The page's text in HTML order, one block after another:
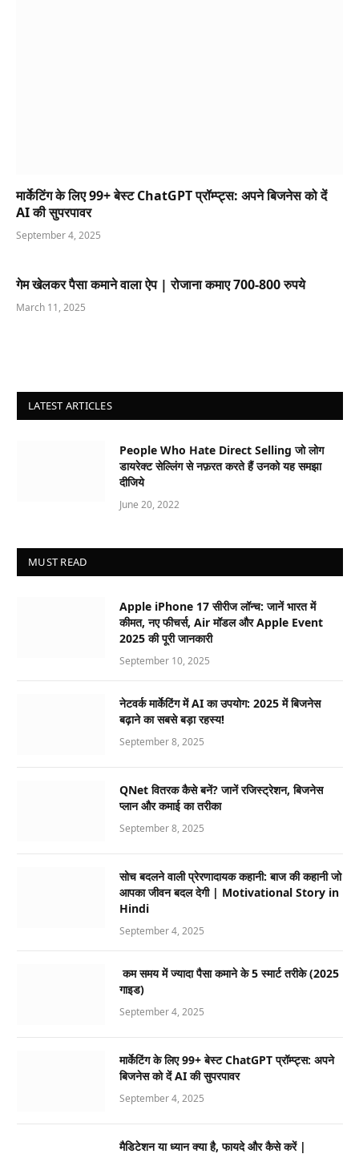
मार्केटिंग के लिए 99+ बेस्ट ChatGPT प्रॉम्प्ट्स: अपने बिजनेस को दें
AI की सुपरपावर
September 4, 2025
गेम खेलकर पैसा कमाने वाला ऐप | रोजाना कमाए 700-800 रुपये
March 11, 2025
LATEST ARTICLES
People Who Hate Direct Selling जो लोग
डायरेक्ट सेल्लिंग से नफ़रत करते हैं उनको यह समझा
दीजिये
June 20, 2022
MUST READ
Apple iPhone 17 सीरीज लॉन्च: जानें भारत में
कीमत, नए फीचर्स, Air मॉडल और Apple Event
2025 की पूरी जानकारी
September 10, 2025
नेटवर्क मार्केटिंग में AI का उपयोग: 2025 में बिजनेस
बढ़ाने का सबसे बड़ा रहस्य!
September 8, 2025
QNet वितरक कैसे बनें? जानें रजिस्ट्रेशन, बिजनेस
प्लान और कमाई का तरीका
September 8, 2025
सोच बदलने वाली प्रेरणादायक कहानी: बाज की कहानी जो
आपका जीवन बदल देगी | Motivational Story in
Hindi
September 4, 2025
कम समय में ज्यादा पैसा कमाने के 5 स्मार्ट तरीके (2025
गाइड)
September 4, 2025
मार्केटिंग के लिए 99+ बेस्ट ChatGPT प्रॉम्प्ट्स: अपने
बिजनेस को दें AI की सुपरपावर
September 4, 2025
मैडिटेशन या ध्यान क्या है, फायदे और कैसे करें |